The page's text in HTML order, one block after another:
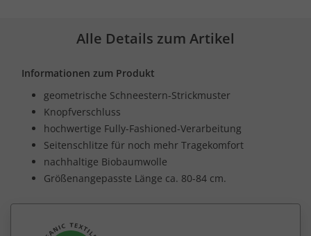
Alle Details zum Artikel
Informationen zum Produkt
geometrische Schneestern-Strickmuster
Knopfverschluss
hochwertige Fully-Fashioned-Verarbeitung
Seitenschlitze für noch mehr Tragekomfort
nachhaltige Biobaumwolle
Größenangepasste Länge ca. 80-84 cm.